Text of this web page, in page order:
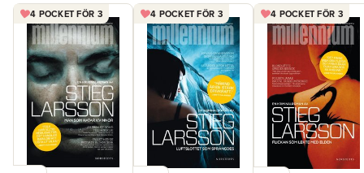
4 POCKET FÖR 3 4 POCKET FÖR 3 4 POCKET FÖR 3